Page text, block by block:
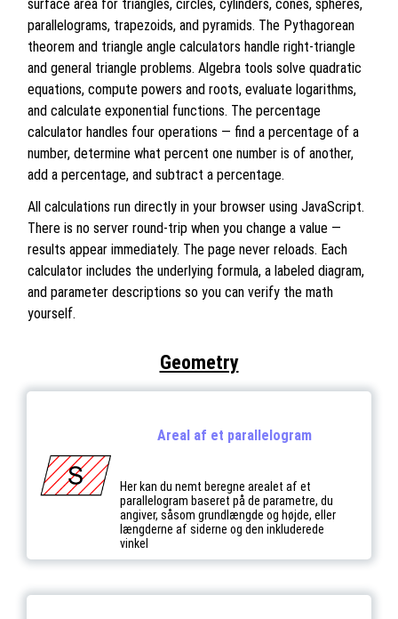
surface area for triangles, circles, cylinders, cones, spheres,
parallelograms, trapezoids, and pyramids. The Pythagorean
theorem and triangle angle calculators handle right-triangle
and general triangle problems. Algebra tools solve quadratic
equations, compute powers and roots, evaluate logarithms,
and calculate exponential functions. The percentage
calculator handles four operations — find a percentage of a
number, determine what percent one number is of another,
add a percentage, and subtract a percentage.
All calculations run directly in your browser using JavaScript.
There is no server round-trip when you change a value —
results appear immediately. The page never reloads. Each
calculator includes the underlying formula, a labeled diagram,
and parameter descriptions so you can verify the math
yourself.
Geometry
Areal af et parallelogram
Her kan du nemt beregne arealet af et
parallelogram baseret på de parametre, du
angiver, såsom grundlængde og højde, eller
længderne af siderne og den inkluderede
vinkel